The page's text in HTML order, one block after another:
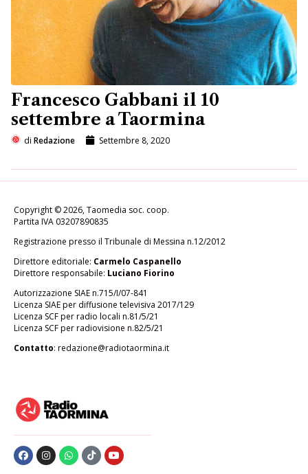
Francesco Gabbani il 10
settembre a Taormina
di Redazione Settembre 8, 2020
Copyright © 2026, Taomedia soc. coop.
Partita IVA 03207890835
Registrazione presso il Tribunale di Messina n.12/2012
Direttore editoriale: Carmelo Caspanello
Direttore responsabile: Luciano Fiorino
Autorizzazione SIAE n.715/I/07-841
Licenza SIAE per diffusione televisiva 2017/129
Licenza SCF per radio locali n.81/5/21
Licenza SCF per radiovisione n.82/5/21
Contatto: redazione@radiotaormina.it